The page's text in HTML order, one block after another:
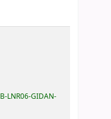
B-LNR06-GIDAN-